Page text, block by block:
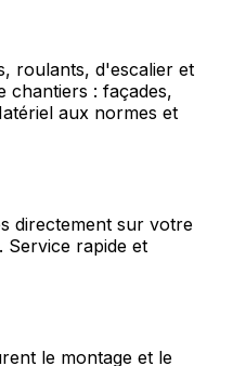
roulants, d'escalier et
chantiers : façades,
aux normes et
directement sur votre
Service rapide et
le montage et le